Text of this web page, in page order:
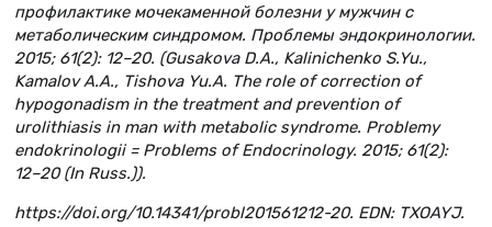
профилактике мочекаменной болезни у мужчин с
метаболическим синдромом. Проблемы эндокринологии.
2015; 61(2): 12–20. (Gusakova D.A., Kalinichenko S.Yu.,
Kamalov A.A., Tishova Yu.A. The role of correction of
hypogonadism in the treatment and prevention of
urolithiasis in man with metabolic syndrome. Problemy
endokrinologii = Problems of Endocrinology. 2015; 61(2):
12–20 (In Russ.)).
https://doi.org/10.14341/probl201561212-20. EDN: TXOAYJ.